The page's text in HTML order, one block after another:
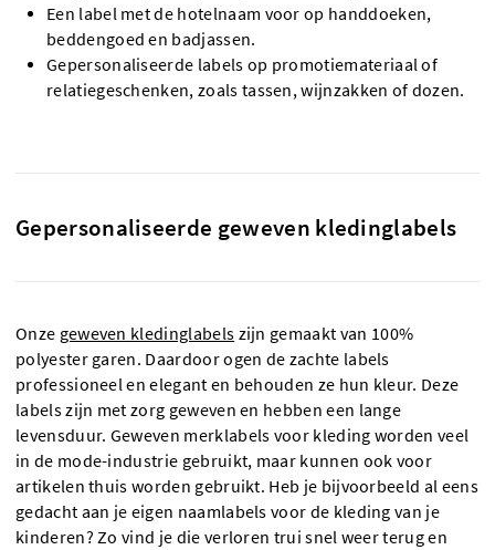
Een label met de hotelnaam voor op handdoeken,
beddengoed en badjassen.
Gepersonaliseerde labels op promotiemateriaal of
relatiegeschenken, zoals tassen, wijnzakken of dozen.
Gepersonaliseerde geweven kledinglabels
Onze geweven kledinglabels zijn gemaakt van 100%
polyester garen. Daardoor ogen de zachte labels
professioneel en elegant en behouden ze hun kleur. Deze
labels zijn met zorg geweven en hebben een lange
levensduur. Geweven merklabels voor kleding worden veel
in de mode-industrie gebruikt, maar kunnen ook voor
artikelen thuis worden gebruikt. Heb je bijvoorbeeld al eens
gedacht aan je eigen naamlabels voor de kleding van je
kinderen? Zo vind je die verloren trui snel weer terug en